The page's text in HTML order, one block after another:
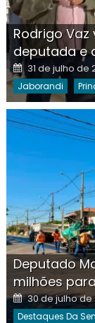
Rodrigo
deputada e
Posted
on
31 de julho de
Jaborandi
Deputado
milhões
Posted
on
30 de julho de
Destaques Da